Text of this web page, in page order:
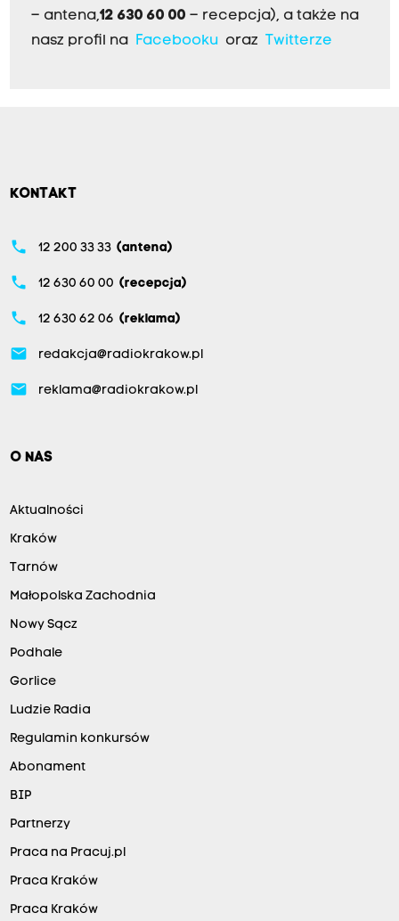
– antena,12 630 60 00 – recepcja), a także na
nasz profil na Facebookuoraz Twitterze
KONTAKT
phone 12 200 33 33 (antena)
phone 12 630 60 00 (recepcja)
phone 12 630 62 06 (reklama)
email redakcja@radiokrakow.pl
email reklama@radiokrakow.pl
O NAS
Aktualności
Kraków
Tarnów
Małopolska Zachodnia
Nowy Sącz
Podhale
Gorlice
Ludzie Radia
Regulamin konkursów
Abonament
BIP
Partnerzy
Praca na Pracuj.pl
Praca Kraków
Praca Kraków